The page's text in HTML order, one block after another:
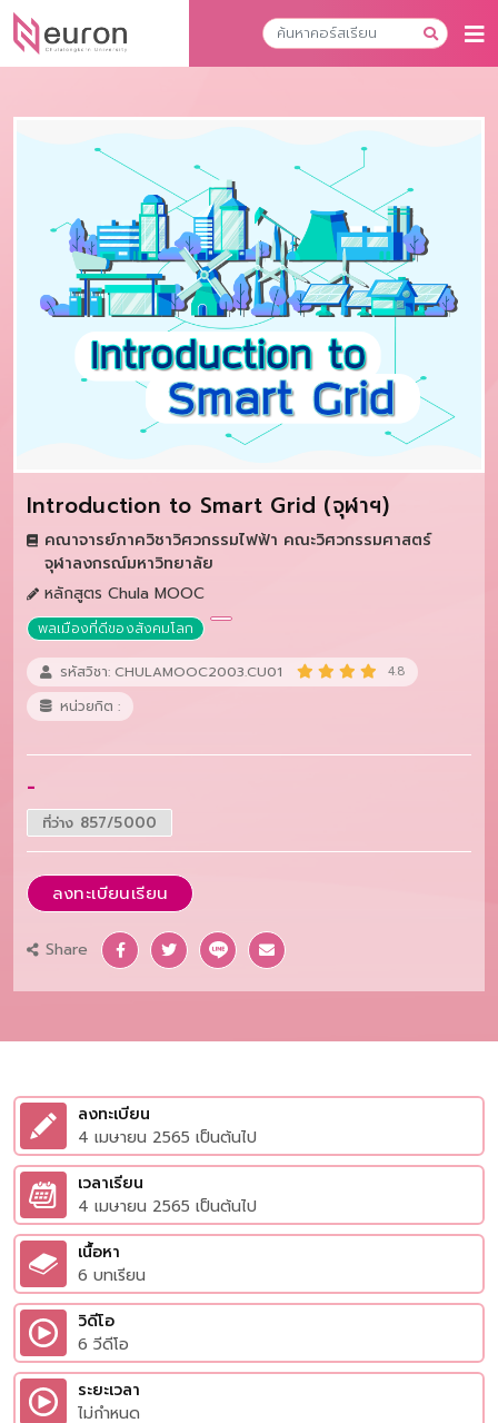
Introduction to Smart Grid (จุฬาฯ)
คณาจารย์ภาควิชาวิศวกรรมไฟฟ้า คณะวิศวกรรมศาสตร์
จุฬาลงกรณ์มหาวิทยาลัย
หลักสูตร Chula MOOC
พลเมืองที่ดีของสังคมโลก
รหัสวิชา: CHULAMOOC2003.CU01 4.8
หน่วยกิต :
-
ที่ว่าง 857/5000
ลงทะเบียนเรียน
Share
ลงทะเบียน
4 เมษายน 2565 เป็นต้นไป
เวลาเรียน
4 เมษายน 2565 เป็นต้นไป
เนื้อหา
6 บทเรียน
วิดีโอ
6 วีดีโอ
ระยะเวลา
ไม่กำหนด